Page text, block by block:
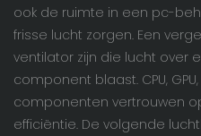
ook de ruimte in een pc-
frisse lucht zorgen. Een
ventilator zijn die lucht over
component blaast. CPU,
componenten vertrouwen
efficiëntie. De volgende